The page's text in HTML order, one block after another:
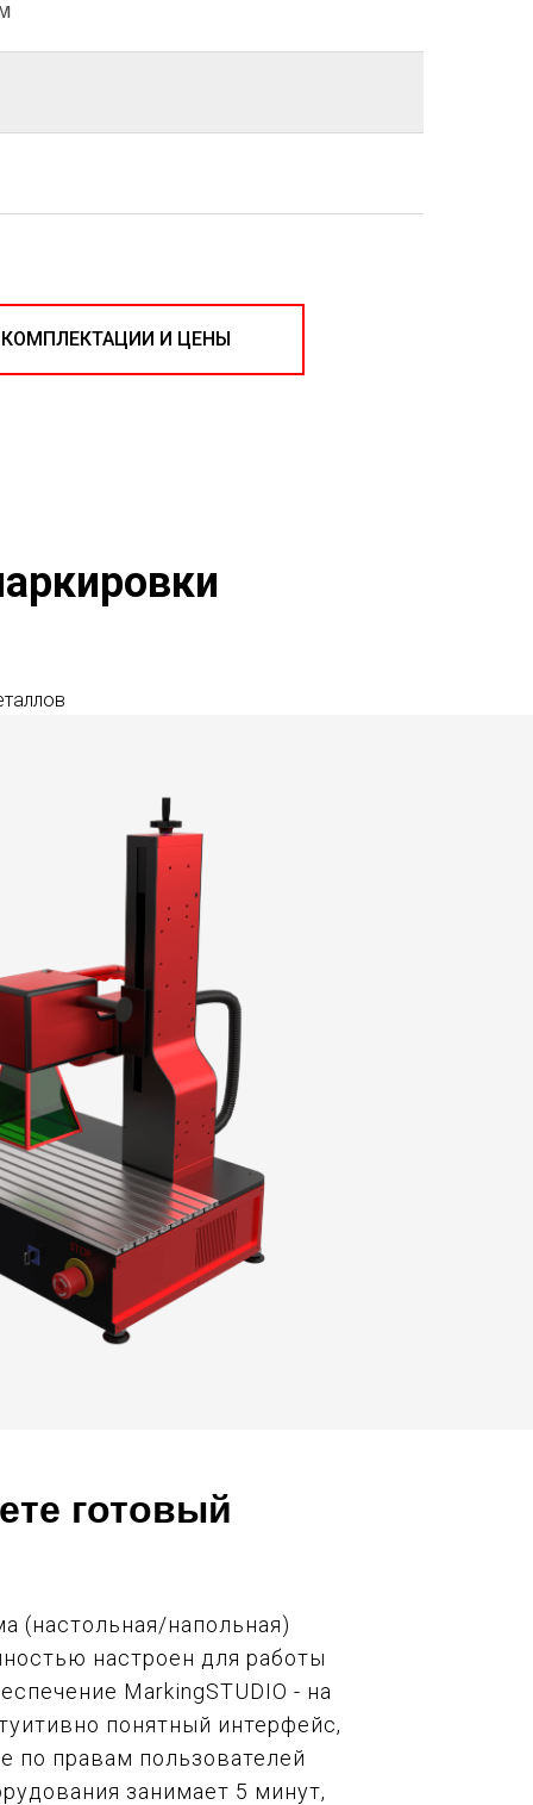
И ЦЕНЫ
(настольная/напольная)
настроен для работы
MarkingSTUDIO - на
понятный интерфейс,
по правам пользователей
занимает 5 минут,
готовый